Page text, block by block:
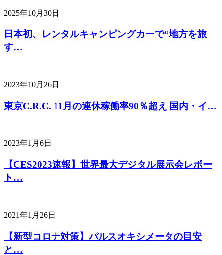
2025年10月30日
日本初、レンタルキャンピングカーで“地方を旅
す…
2023年10月26日
東京C.R.C. 11月の連休稼働率90％超え 国内・イ…
2023年1月6日
【CES2023速報】世界最大デジタル展示会レポー
ト…
2021年1月26日
【新型コロナ対策】パルスオキシメータの目安
と…